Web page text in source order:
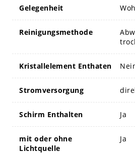
Gelegenheit
Reinigungsmethode
Kristallelement Enthaten
Stromversorgung
Schirm Enthalten Ja
mit oder ohne
Lichtquelle
Ja